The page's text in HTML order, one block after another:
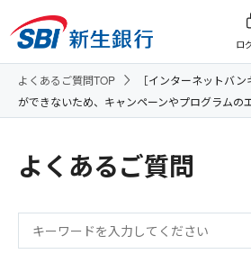
ロ
よくあるご質問TOP
［インターネットバ
ができないため、キャンペーンやプログラムの
よくあるご質問